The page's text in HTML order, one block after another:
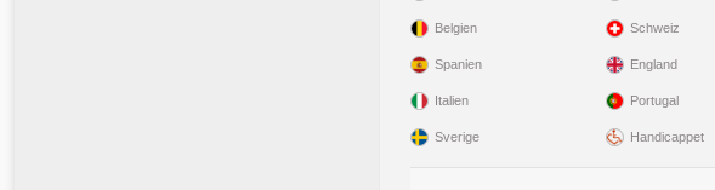
Belgien
Spanien
Italien
Sverige
Schweiz
England
Portugal
Handicappet